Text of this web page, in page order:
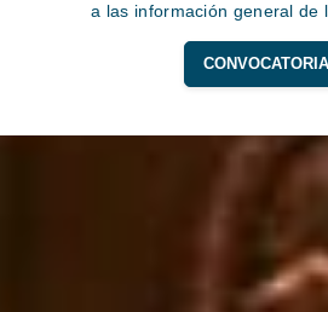
a las información general de